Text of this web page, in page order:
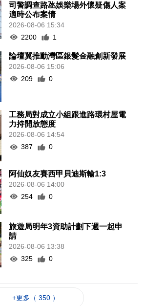
司警調查路氹娛樂場外懷疑傷人案
適時公布案情
2026-08-06 15:34
2200
1
論壇冀推動灣區銀髮金融創新發展
2026-08-06 15:06
209
0
工務局對成立小組跟進路環村屋電
力持開放態度
2026-08-06 14:54
387
0
阿仙奴友賽西甲貝迪斯輸1:3
2026-08-06 14:00
254
0
旅遊局明年3資助計劃下週一起申
請
2026-08-06 13:38
325
0
+更多（ 350 ）